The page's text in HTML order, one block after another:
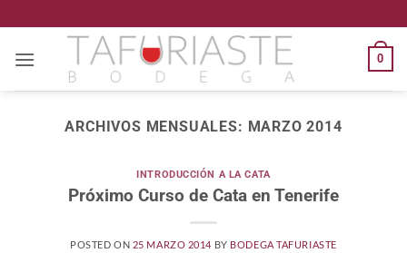
al
contenido
0
ARCHIVOS MENSUALES: MARZO 2014
INTRODUCCIÓN A LA CATA
Próximo Curso de Cata en Tenerife
POSTED ON 25 MARZO 2014 BY BODEGA TAFURIASTE